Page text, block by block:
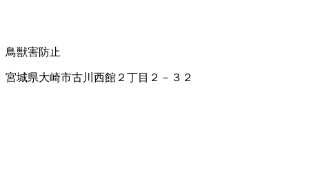
鳥獣害防止
宮城県大崎市古川西館２丁目２－３２